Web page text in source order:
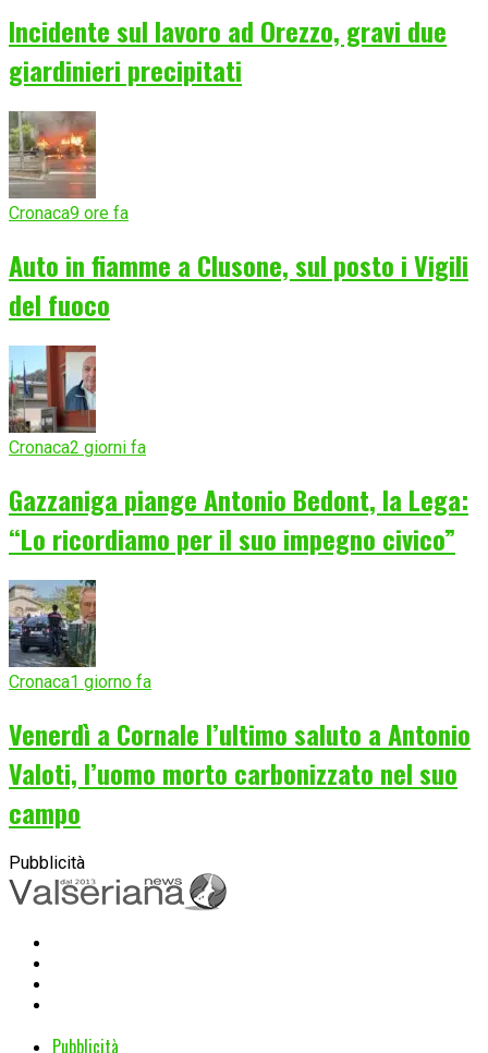
Incidente sul lavoro ad Orezzo, gravi due
giardinieri precipitati
Cronaca9 ore fa
Auto in fiamme a Clusone, sul posto i Vigili
del fuoco
Cronaca2 giorni fa
Gazzaniga piange Antonio Bedont, la Lega:
“Lo ricordiamo per il suo impegno civico”
Cronaca1 giorno fa
Venerdì a Cornale l’ultimo saluto a Antonio
Valoti, l’uomo morto carbonizzato nel suo
campo
Pubblicità
Pubblicità